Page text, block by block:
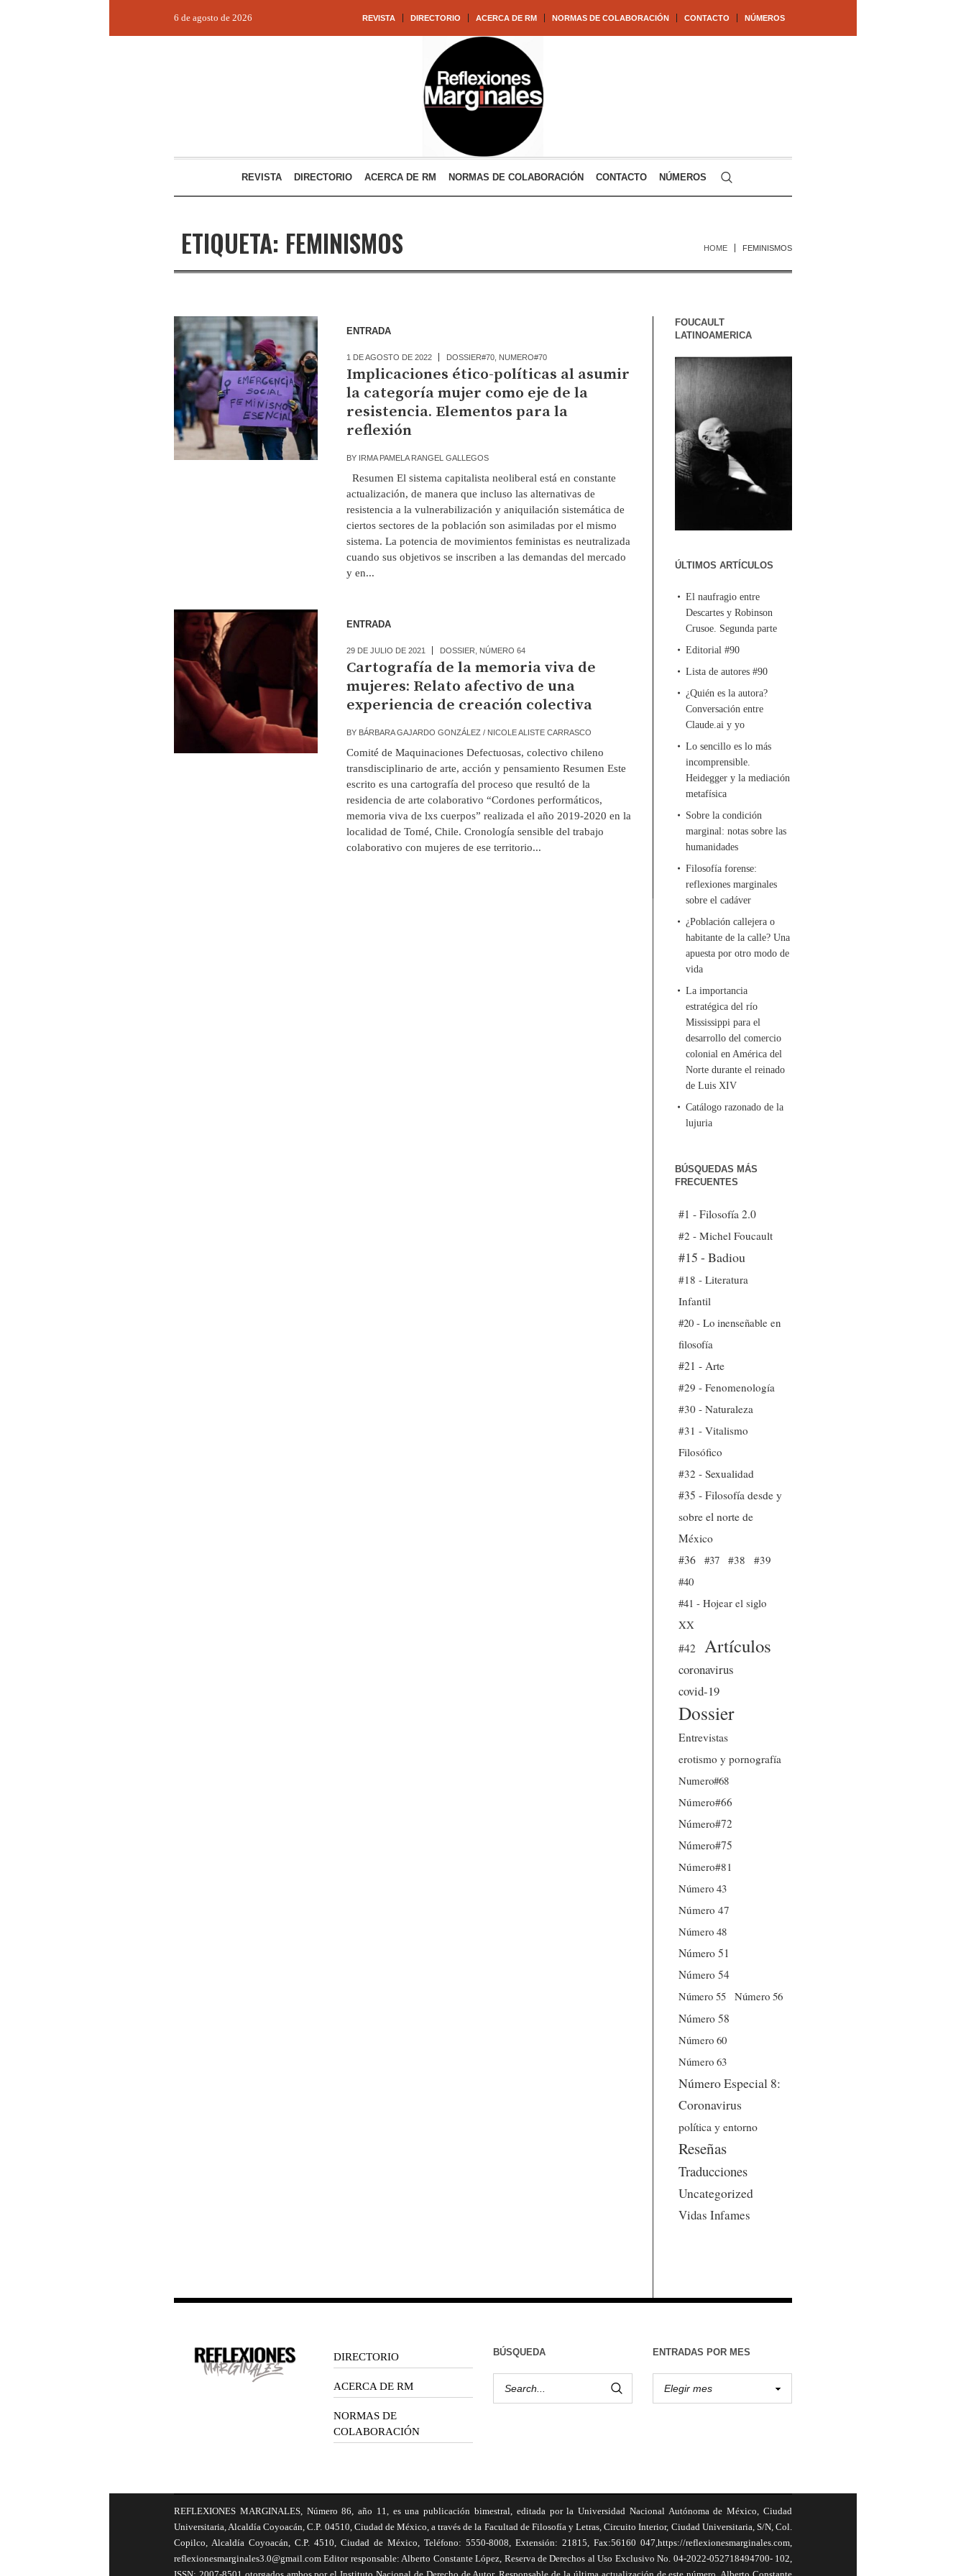
REVISTA DIRECTORIO ACERCA DE RM NORMAS DE COLABORACIÓN CONTACTO NÚMEROS
6 de agosto de 2026
REVISTA DIRECTORIO ACERCA DE RM NORMAS DE COLABORACIÓN CONTACTO NÚMEROS
ETIQUETA: FEMINISMOS HOME FEMINISMOS
ENTRADA
1 DE AGOSTO DE 2022 DOSSIER#70, NUMERO#70
Implicaciones ético-políticas al asumir
la categoría mujer como eje de la
resistencia. Elementos para la
reflexión
BY IRMA PAMELA RANGEL GALLEGOS
Resumen El sistema capitalista neoliberal está en constante
actualización, de manera que incluso las alternativas de
resistencia a la vulnerabilización y aniquilación sistemática de
ciertos sectores de la población son asimiladas por el mismo
sistema. La potencia de movimientos feministas es neutralizada
cuando sus objetivos se inscriben a las demandas del mercado
y en...
ENTRADA
29 DE JULIO DE 2021 DOSSIER NÚMERO 64
Cartografía de la memoria viva de
mujeres: Relato afectivo de una
experiencia de creación colectiva
BY BÁRBARA GAJARDO GONZÁLEZ / NICOLE ALISTE CARRASCO
Comité de Maquinaciones Defectuosas, colectivo chileno
transdisciplinario de arte, acción y pensamiento Resumen Este
escrito es una cartografía del proceso que resultó de la
residencia de arte colaborativo “Cordones performáticos,
memoria viva de lxs cuerpos” realizada el año 2019-2020 en la
localidad de Tomé, Chile. Cronología sensible del trabajo
colaborativo con mujeres de ese territorio...
FOUCAULT
LATINOAMERICA
ÚLTIMOS ARTÍCULOS
El naufragio entre
Descartes y Robinson
Crusoe. Segunda parte
Editorial #90
Lista de autores #90
¿Quién es la autora?
Conversación entre
Claude.ai y yo
Lo sencillo es lo más
incomprensible.
Heidegger y la mediación
metafísica
Sobre la condición
marginal: notas sobre las
humanidades
Filosofía forense:
reflexiones marginales
sobre el cadáver
¿Población callejera o
habitante de la calle? Una
apuesta por otro modo de
vida
La importancia
estratégica del río
Mississippi para el
desarrollo del comercio
colonial en América del
Norte durante el reinado
de Luis XIV
Catálogo razonado de la
lujuria
BÚSQUEDAS MÁS
FRECUENTES
#1 - Filosofía 2.0
#2 - Michel Foucault
#15 - Badiou
#18 - Literatura
Infantil
#20 - Lo inenseñable en
filosofía
#21 - Arte
#29 - Fenomenología
#30 - Naturaleza
#31 - Vitalismo
Filosófico
#32 - Sexualidad
#35 - Filosofía desde y
sobre el norte de
México
#36
#37 #38
#39
#40
#41 - Hojear el siglo
XX
#42
Artículos
coronavirus
covid-19
Dossier
Entrevistas
erotismo y pornografía
Numero#68
Número#66
Número#72
Número#75
Número#81
Número 43
Número 47
Número 48
Número 51
Número 54
Número 55
Número 56
Número 58
Número 60
Número 63
Número Especial 8:
Coronavirus
política y entorno
Reseñas
Traducciones
Uncategorized
Vidas Infames
DIRECTORIO
ACERCA DE RM
NORMAS DE
COLABORACIÓN
BÚSQUEDA ENTRADAS POR MES
REFLEXIONES MARGINALES, Número 86, año 11, es una publicación bimestral, editada por la Universidad Nacional Autónoma de México, Ciudad
Universitaria, Alcaldía Coyoacán, C.P. 04510, Ciudad de México, a través de la Facultad de Filosofía y Letras, Circuito Interior, Ciudad Universitaria, S/N, Col.
Copilco, Alcaldía Coyoacán, C.P. 4510, Ciudad de México, Teléfono: 5550-8008, Extensión: 21815, Fax:56160 047,https://reflexionesmarginales.com,
reflexionesmarginales3.0@gmail.com Editor responsable: Alberto Constante López, Reserva de Derechos al Uso Exclusivo No. 04-2022-052718494700- 102,